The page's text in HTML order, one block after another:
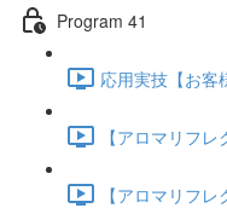
Program 41
応用実技【お客
【アロマリフ
【アロマリフ